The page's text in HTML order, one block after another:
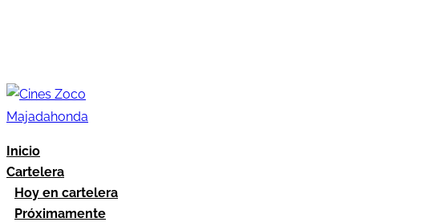
Inicio
Cartelera
Hoy en cartelera
Próximamente